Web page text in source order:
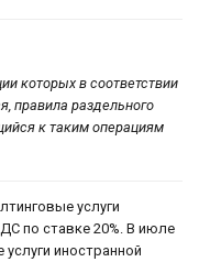
которых в соответствии
правила раздельного
к таким операциям
услуги
по ставке 20%. В июле
иностранной